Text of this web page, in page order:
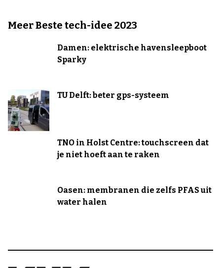
Meer Beste tech-idee 2023
Damen: elektrische havensleepboot
Sparky
TU Delft: beter gps-systeem
TNO in Holst Centre: touchscreen dat
je niet hoeft aan te raken
Oasen: membranen die zelfs PFAS uit
water halen